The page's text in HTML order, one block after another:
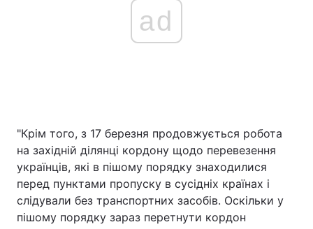
ad
"Крім того, з 17 березня продовжується робота
на західній ділянці кордону щодо перевезення
українців, які в пішому порядку знаходилися
перед пунктами пропуску в сусідніх країнах і
слідували без транспортних засобів. Оскільки у
пішому порядку зараз перетнути кордон